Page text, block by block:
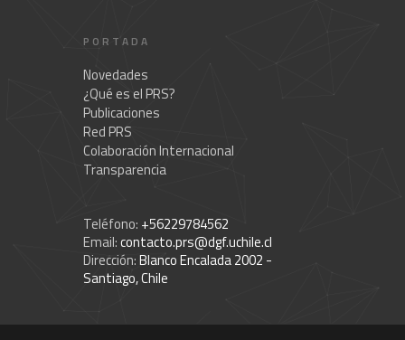
PORTADA
Novedades
¿Qué es el PRS?
Publicaciones
Red PRS
Colaboración Internacional
Transparencia
Teléfono: +56229784562
Email:contacto.prs@dgf.uchile.cl
Dirección:Blanco Encalada 2002 -
Santiago, Chile